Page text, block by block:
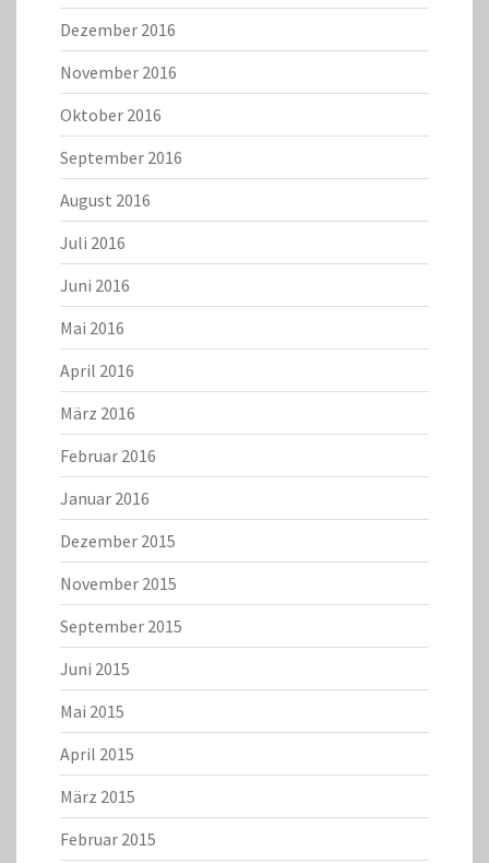
Dezember 2016
November 2016
Oktober 2016
September 2016
August 2016
Juli 2016
Juni 2016
Mai 2016
April 2016
März 2016
Februar 2016
Januar 2016
Dezember 2015
November 2015
September 2015
Juni 2015
Mai 2015
April 2015
März 2015
Februar 2015